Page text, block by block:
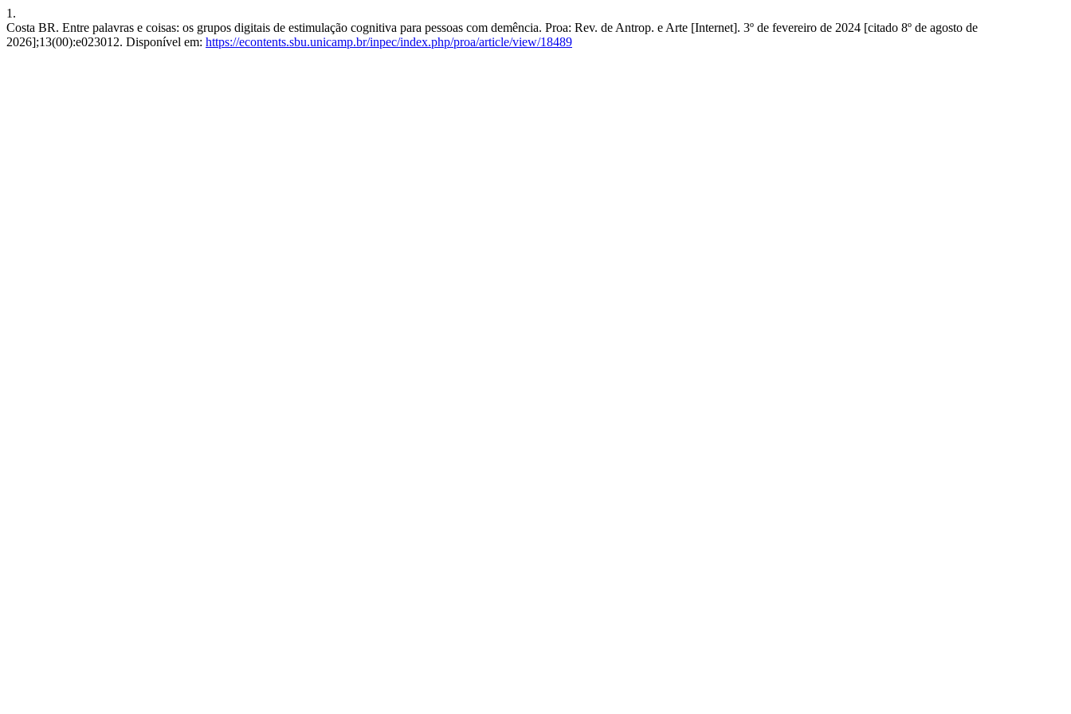
1.
Costa BR. Entre palavras e coisas: os grupos digitais de estimulação cognitiva para pessoas com demência. Proa: Rev. de Antrop. e Arte [Internet]. 3º de fevereiro de 2024 [citado 8º de agosto de
2026];13(00):e023012. Disponível em: https://econtents.sbu.unicamp.br/inpec/index.php/proa/article/view/18489